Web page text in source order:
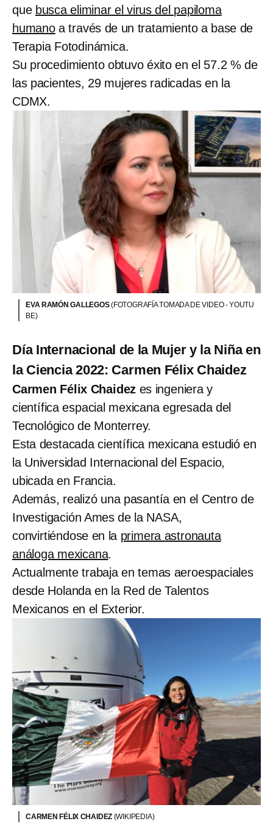
que busca eliminar el virus del papiloma
humanoa través de un tratamiento a base de
Terapia Fotodinámica.
Su procedimiento obtuvo éxito en el 57.2 % de
las pacientes, 29 mujeres radicadas en la
CDMX.
EVA RAMÓN GALLEGOS(FOTOGRAFÍA TOMADA DE VIDEO - YOUTU
BE)
Día Internacional de la Mujer y la Niña en
la Ciencia 2022: Carmen Félix Chaidez
Carmen Félix Chaidez es ingeniera y
científica espacial mexicana egresada del
Tecnológico de Monterrey.
Esta destacada científica mexicana estudió en
la Universidad Internacional del Espacio,
ubicada en Francia.
Además, realizó una pasantía en el Centro de
Investigación Ames de la NASA,
convirtiéndose en la primera astronauta
análoga mexicana.
Actualmente trabaja en temas aeroespaciales
desde Holanda en la Red de Talentos
Mexicanos en el Exterior.
CARMEN FÉLIX CHAIDEZ (WIKIPEDIA)